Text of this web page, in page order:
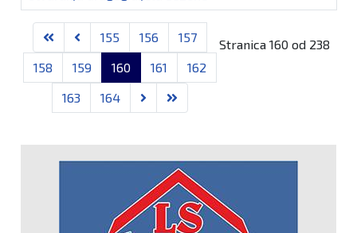
Članci
Stranica 160 od 238
155 156
157
158
159 160 161
162
163
164